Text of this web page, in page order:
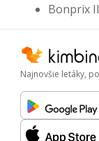
Bonprix
Najnovšie letáky,